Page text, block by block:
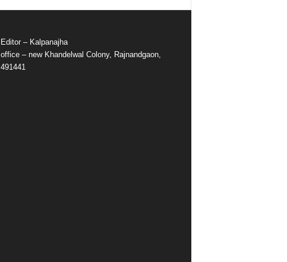
Editor – Kalpanajha
office – new Khandelwal Colony, Rajnandgaon,
491441